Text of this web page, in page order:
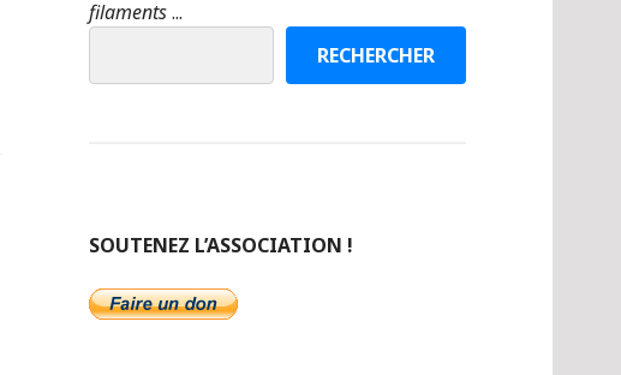
filaments...
RECHERCHER
SOUTENEZ L’ASSOCIATION !